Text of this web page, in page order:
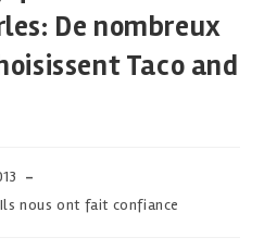
De nombreux
Taco and
Ils nous ont fait confiance